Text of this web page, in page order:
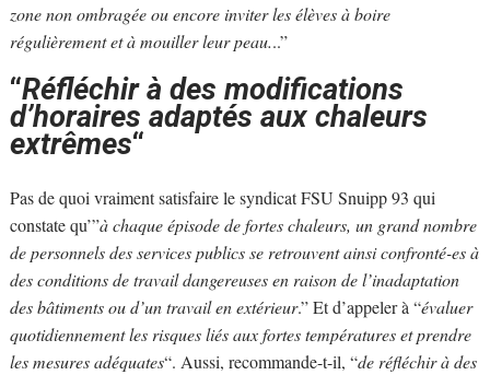
zone non ombragée ou encore inviter les élèves à boire
régulièrement et à mouiller leur peau...”
“Réfléchir à des modifications
d’horaires adaptés aux chaleurs
extrêmes“
Pas de quoi vraiment satisfaire le syndicat FSU Snuipp 93 qui
constate qu’”à chaque épisode de fortes chaleurs, un grand nombre
de personnels des services publics se retrouvent ainsi confronté-es à
des conditions de travail dangereuses en raison de l’inadaptation
des bâtiments ou d’un travail en extérieur.” Et d’appeler à “évaluer
quotidiennement les risques liés aux fortes températures et prendre
les mesures adéquates“. Aussi, recommande-t-il, “de réfléchir à des